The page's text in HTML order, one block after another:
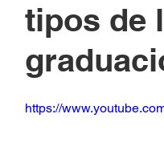
tipos de
https://